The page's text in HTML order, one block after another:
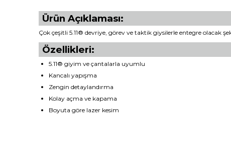
Ürün Açıklaması:
Çok çeşitli 5.11® devriye, görev ve taktik giysilerle entegre olacak
Özellikleri:
5.11® giyim ve çantalarla uyumlu
Kancalı yapışma
Zengin detaylandırma
Kolay açma ve kapama
Boyuta göre lazer kesim